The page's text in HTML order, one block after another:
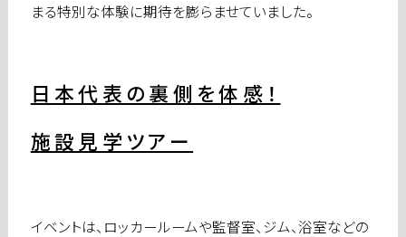
まる特別な体験に期待を膨らませていました。
日本代表の裏側を体感！
施設見学ツアー
イベントは、ロッカールームや監督室、ジム、浴室などの